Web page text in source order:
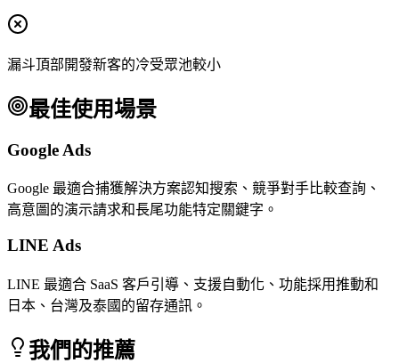
漏斗頂部開發新客的冷受眾池較小
最佳使用場景
Google Ads
Google 最適合捕獲解決方案認知搜索、競爭對手比較查詢、
高意圖的演示請求和長尾功能特定關鍵字。
LINE Ads
LINE 最適合 SaaS 客戶引導、支援自動化、功能採用推動和
日本、台灣及泰國的留存通訊。
我們的推薦